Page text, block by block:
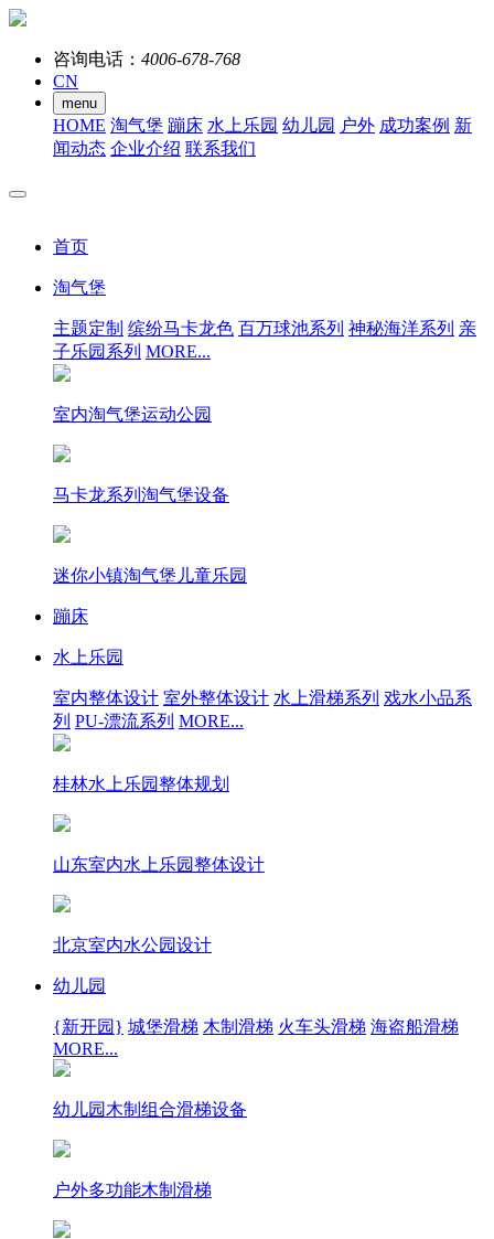
咨询电话： 4006-678-768
CN
menu
HOME 淘气堡 蹦床 水上乐园 幼儿园 户外 成功案例 新
闻动态 企业介绍 联系我们
首页
淘气堡
主题定制 缤纷马卡龙色 百万球池系列 神秘海洋系列 亲
子乐园系列 MORE...
室内淘气堡运动公园
马卡龙系列淘气堡设备
迷你小镇淘气堡儿童乐园
蹦床
水上乐园
室内整体设计 室外整体设计 水上滑梯系列 戏水小品系
列 PU-漂流系列 MORE...
桂林水上乐园整体规划
山东室内水上乐园整体设计
北京室内水公园设计
幼儿园
{新开园} 城堡滑梯 木制滑梯 火车头滑梯 海盗船滑梯
MORE...
幼儿园木制组合滑梯设备
户外多功能木制滑梯